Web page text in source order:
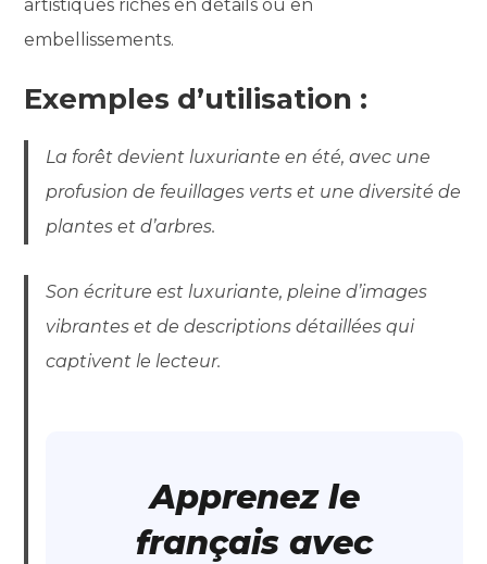
artistiques riches en détails ou en
embellissements.
Exemples d’utilisation :
La forêt devient luxuriante en été, avec une
profusion de feuillages verts et une diversité de
plantes et d’arbres.
Son écriture est luxuriante, pleine d’images
vibrantes et de descriptions détaillées qui
captivent le lecteur.
Apprenez le
français avec